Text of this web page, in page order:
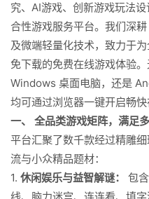
究、AI游戏、创新游戏玩法
合性游戏服务平台。我们深
及微端轻量化技术，致力于
免下载的免费在线游戏体验
Windows 桌面电脑，还是
均可通过浏览器一键开启畅快
一、 全品类游戏矩阵，满足
平台汇聚了数千款经过精雕
流与小众精品题材：
1. 休闲娱乐与益智解谜：
包